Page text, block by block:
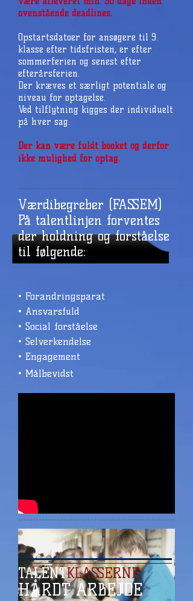
ovenstående deadlines.
Opstartsdatoer for ansøgere til 9.
klasse efter tidsfristen, er efter
sommerferien og senest efter
efterårsferien.
Der kræves et særligt potentiale og
niveau for optagelse.
Ved tilflytning kigges der individuelt
på hver sag.
Der kan være fuldt booket og derfor
ikke mulighed for optag.
Værdibegreber (FASSEM)
På talentlinjen forventes
der holdning og forståelse
til følgende:
• Forandringsparat
• Ansvarsfuld
• Social forståelse
• Selverkendelse
• Engagement
• Målbevidst
HÅRDT ARBEJDE
TALENTKLASSERNE